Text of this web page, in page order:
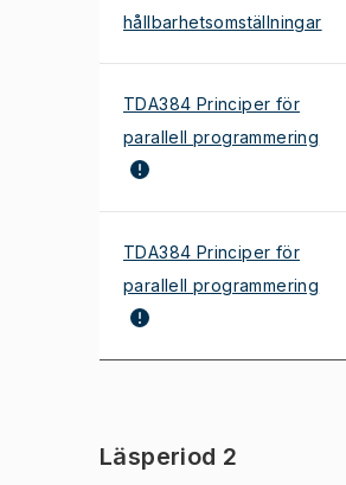
hållbarhetsomställningar
TDA384 Principer för
parallell programmering
TDA384 Principer för
parallell programmering
Läsperiod 2